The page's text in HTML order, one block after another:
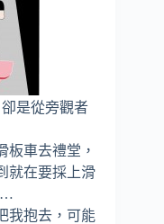
是從旁觀者
板車去禮堂，
就在要採上滑
…
我抱去，可能